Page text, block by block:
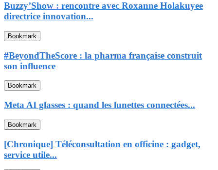
Buzzy’Show : rencontre avec Roxanne Holakuyee
directrice innovation...
Bookmark
#BeyondTheScore : la pharma française construit
son influence
Bookmark
Meta AI glasses : quand les lunettes connectées...
Bookmark
[Chronique] Téléconsultation en officine : gadget,
service utile...